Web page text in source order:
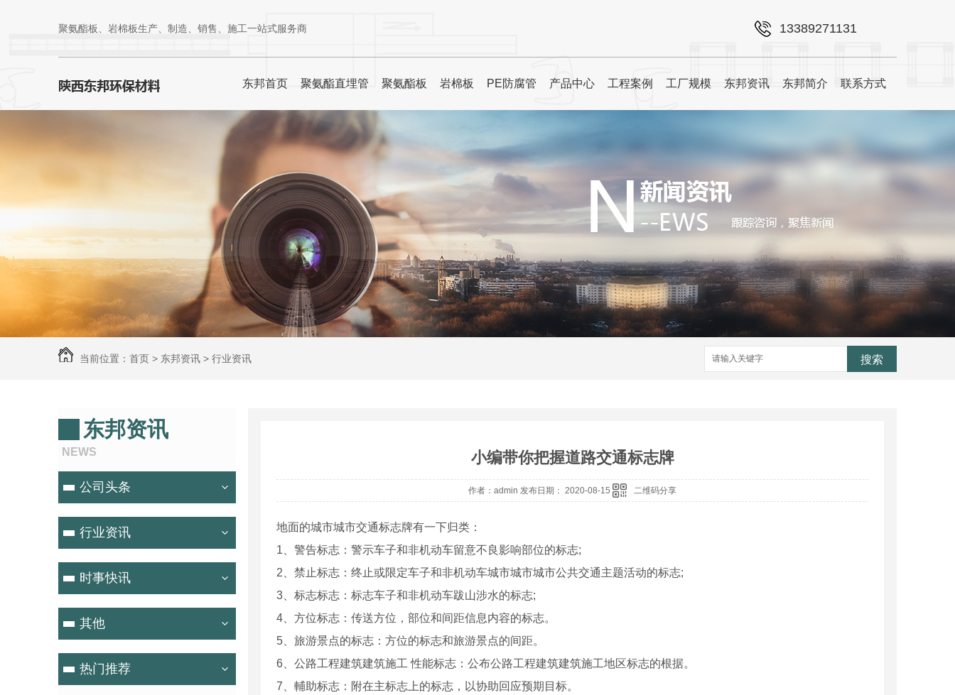
聚氨酯板、岩棉板生产、制造、销售、施工一站式服务商 13389271131
东邦首页 聚氨酯直埋管 聚氨酯板 岩棉板 PE防腐管 产品中心 工程案例 工厂规模 东邦资讯 东邦简介 联系方式
当前位置： 首页 > 东邦资讯 > 行业资讯 搜索
东邦资讯
NEWS
公司头条
行业资讯
时事快讯
其他
热门推荐
小编带你把握道路交通标志牌
作者：admin 发布日期： 2020-08-15 二维码分享
地面的城市城市交通标志牌有一下归类：
1、警告标志：警示车子和非机动车留意不良影响部位的标志;
2、禁止标志：终止或限定车子和非机动车城市城市城市公共交通主题活动的标志;
3、标志标志：标志车子和非机动车跋山涉水的标志;
4、方位标志：传送方位，部位和间距信息内容的标志。
5、旅游景点的标志：方位的标志和旅游景点的间距。
6、公路工程建筑建筑施工 性能标志：公布公路工程建筑建筑施工地区标志的根据。
7、輔助标志：附在主标志上的标志，以协助回应预期目标。